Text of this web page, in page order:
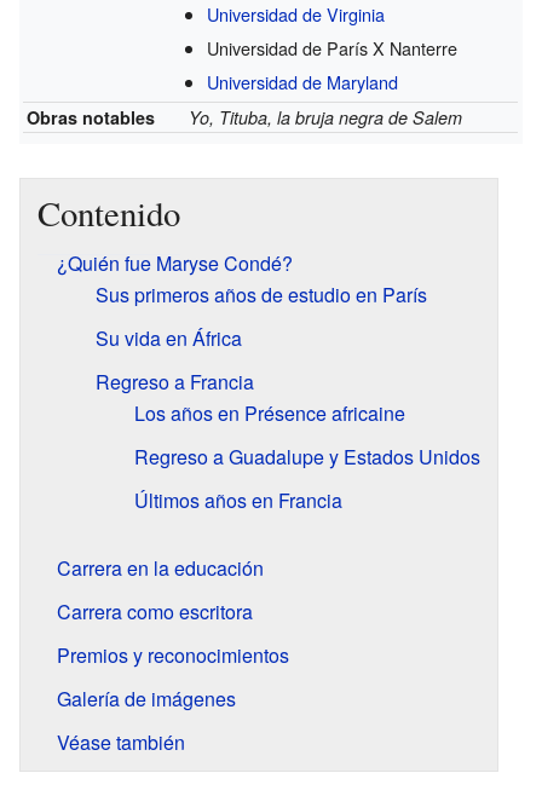
Universidad de Virginia
Universidad de París X Nanterre
Universidad de Maryland
Obras notables Yo, Tituba, la bruja negra de Salem
Contenido
¿Quién fue Maryse Condé?
Sus primeros años de estudio en París
Su vida en África
Regreso a Francia
Los años en Présence africaine
Regreso a Guadalupe y Estados Unidos
Últimos años en Francia
Carrera en la educación
Carrera como escritora
Premios y reconocimientos
Galería de imágenes
Véase también